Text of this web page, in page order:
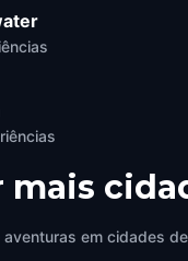
mais
em cidades